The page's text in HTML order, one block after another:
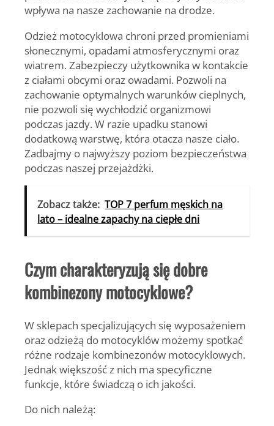
wpływa na nasze zachowanie na drodze.
Odzież motocyklowa chroni przed promieniami
słonecznymi, opadami atmosferycznymi oraz
wiatrem. Zabezpieczy użytkownika w kontakcie
z ciałami obcymi oraz owadami. Pozwoli na
zachowanie optymalnych warunków cieplnych,
nie pozwoli się wychłodzić organizmowi
podczas jazdy. W razie upadku stanowi
dodatkową warstwę, która otacza nasze ciało.
Zadbajmy o najwyższy poziom bezpieczeństwa
podczas naszej przejażdżki.
Zobacz także: TOP 7 perfum męskich na
lato – idealne zapachy na ciepłe dni
Czym charakteryzują się dobre
kombinezony motocyklowe?
W sklepach specjalizujących się wyposażeniem
oraz odzieżą do motocyklów możemy spotkać
różne rodzaje kombinezonów motocyklowych.
Jednak większość z nich ma specyficzne
funkcje, które świadczą o ich jakości.
Do nich należą: